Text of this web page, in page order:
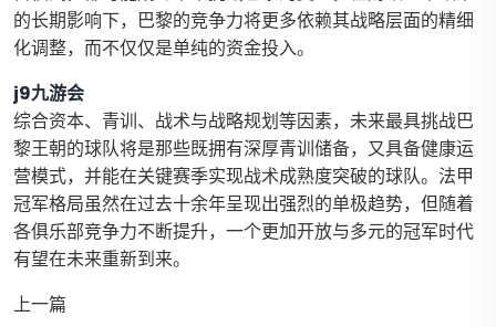
的长期影响下，巴黎的竞争力将更多依赖其战略层面的精细
化调整，而不仅仅是单纯的资金投入。
j9九游会
综合资本、青训、战术与战略规划等因素，未来最具挑战巴
黎王朝的球队将是那些既拥有深厚青训储备，又具备健康运
营模式，并能在关键赛季实现战术成熟度突破的球队。法甲
冠军格局虽然在过去十余年呈现出强烈的单极趋势，但随着
各俱乐部竞争力不断提升，一个更加开放与多元的冠军时代
有望在未来重新到来。
上一篇